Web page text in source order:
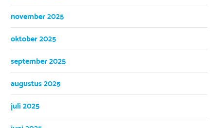
november 2025
oktober 2025
september 2025
augustus 2025
juli 2025